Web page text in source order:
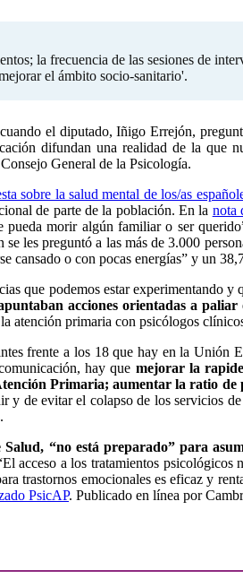
la frecuencia de las sesiones de
el ámbito socio-sanitario'.
el diputado, Iñigo Errejón,
difundan una realidad de la que
General de la Psicología.
sobre la salud mental de los/as
de parte de la población. En la nota
morir algún familiar o ser
les preguntó a las más de 3.000
cansado o con pocas energías” y un
que podemos estar experimentando
acciones orientadas a paliar
atención primaria con psicólogos
frente a los 18 que hay en la
hay que mejorar la
Primaria; aumentar la ratio
y de evitar el colapso de los servicios
“no está preparado” para
acceso a los tratamientos psicológicos
trastornos emocionales es eficaz y
PsicAP. Publicado en línea por